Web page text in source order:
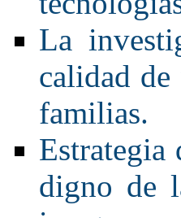
La
calidad de
familias.
Estrategia
digno de